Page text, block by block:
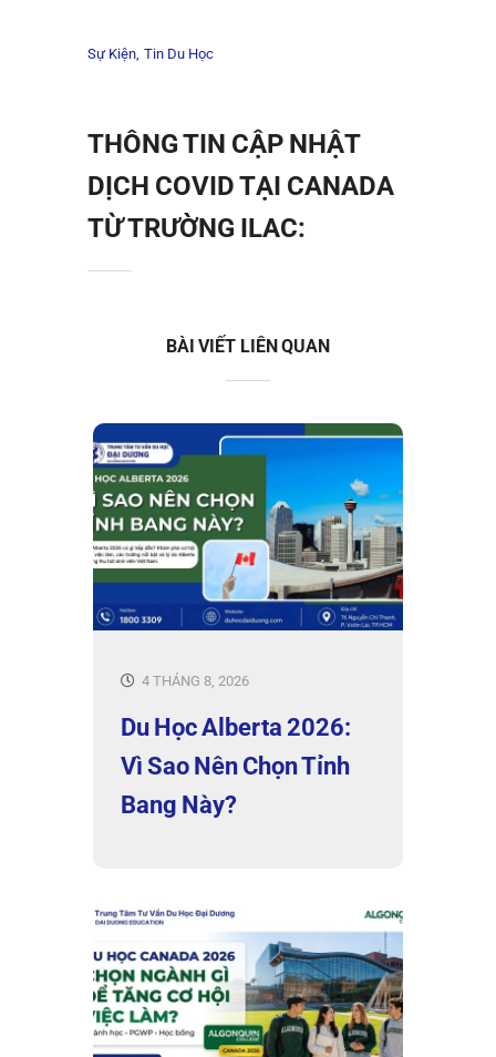
Sự Kiện Tin Du Học
THÔNG TIN CẬP NHẬT
DỊCH COVID TẠI CANADA
TỪ TRƯỜNG ILAC:
BÀI VIẾT LIÊN QUAN
4 THÁNG 8, 2026
Du Học Alberta 2026:
Vì Sao Nên Chọn Tỉnh
Bang Này?